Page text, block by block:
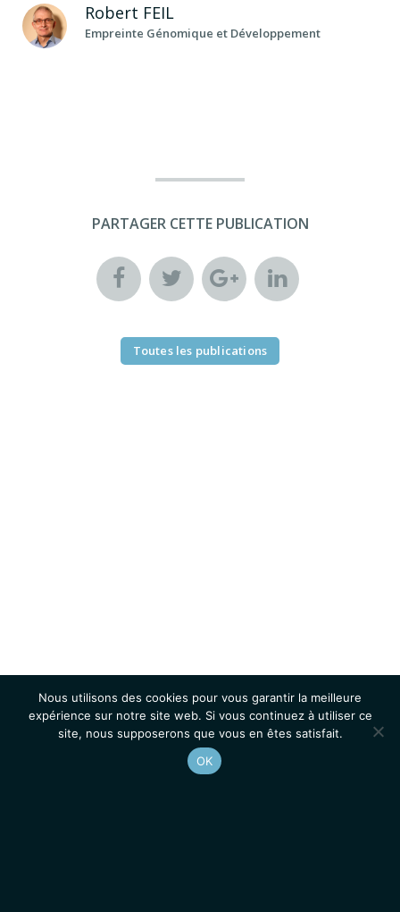
Robert FEIL
Empreinte Génomique et Développement
PARTAGER CETTE PUBLICATION
Toutes les publications
Nous utilisons des cookies pour vous garantir la meilleure
expérience sur notre site web. Si vous continuez à utiliser ce
site, nous supposerons que vous en êtes satisfait.
OK